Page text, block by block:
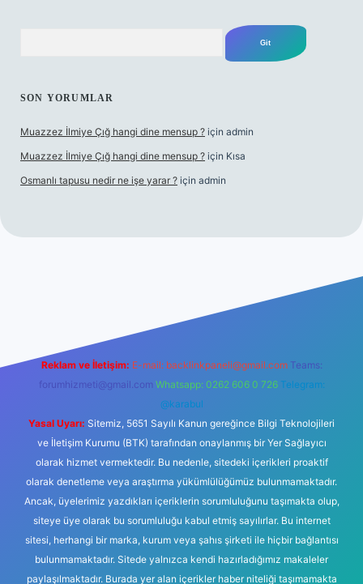
SON YORUMLAR
Muazzez İlmiye Çığ hangi dine mensup ? için admin
Muazzez İlmiye Çığ hangi dine mensup ? için Kısa
Osmanlı tapusu nedir ne işe yarar ? için admin
Reklam ve İletişim: E-mail: backlinkpaneli@gmail.com Teams:
forumhizmeti@gmail.com Whatsapp: 0262 606 0 726 Telegram:
@karabul
Yasal Uyarı: Sitemiz, 5651 Sayılı Kanun gereğince Bilgi Teknolojileri
ve İletişim Kurumu (BTK) tarafından onaylanmış bir Yer Sağlayıcı
olarak hizmet vermektedir. Bu nedenle, sitedeki içerikleri proaktif
olarak denetleme veya araştırma yükümlülüğümüz bulunmamaktadır.
Ancak, üyelerimiz yazdıkları içeriklerin sorumluluğunu taşımakta olup,
siteye üye olarak bu sorumluluğu kabul etmiş sayılırlar. Bu internet
sitesi, herhangi bir marka, kurum veya şahıs şirketi ile hiçbir bağlantısı
bulunmamaktadır. Sitede yalnızca kendi hazırladığımız makaleler
paylaşılmaktadır. Burada yer alan içerikler haber niteliği taşımamakta